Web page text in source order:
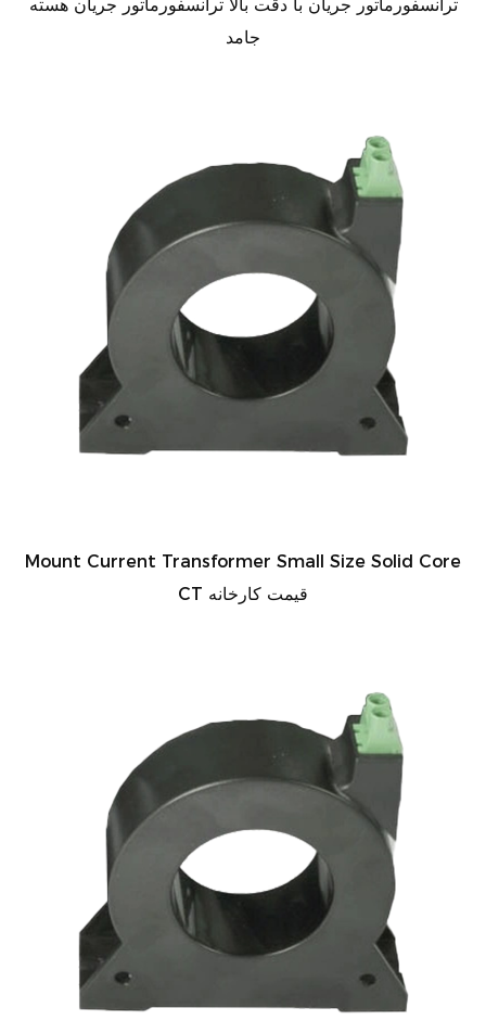
ترانسفورماتور جریان با دقت بالا ترانسفورماتور جریان هسته
جامد
Mount Current Transformer Small Size Solid Core
CT قیمت کارخانه